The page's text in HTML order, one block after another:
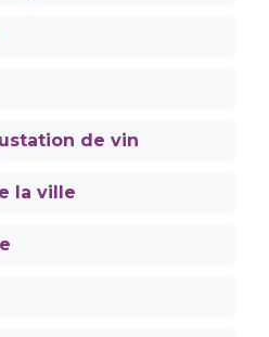
de vin
la ville